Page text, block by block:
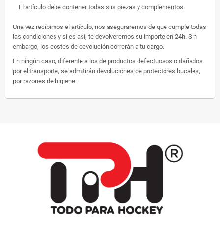
El artículo debe contener todas sus piezas y complementos.
Una vez recibimos el artículo, nos aseguraremos de que cumple todas
las condiciones y si es así, te devolveremos su importe en 24h. Sin
embargo, los costes de devolución correrán a tu cargo.
En ningún caso, diferente a los de productos defectuosos o dañados
por el transporte, se admitirán devoluciones de protectores bucales,
por razones de higiene.